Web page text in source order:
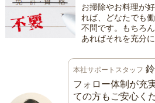
お掃除やお料理が
れば、どなたでも
不問です。もちろ
あればそれを充分
本社サポートスタッフ
フォロー体制が充
ての方もご安心く